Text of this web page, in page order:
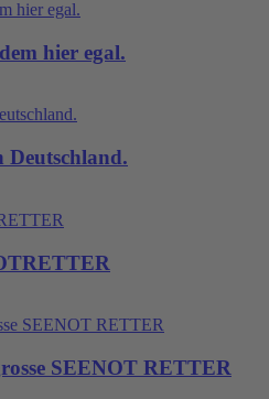
hier egal.
Deutschland.
SEENOT RETTER